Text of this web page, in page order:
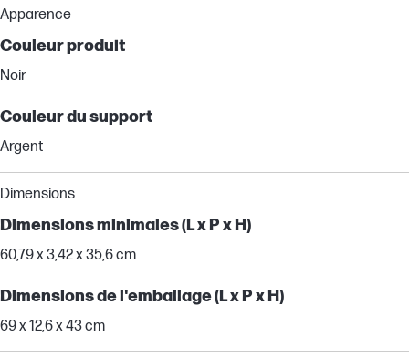
Apparence
Couleur produit
Noir
Couleur du support
Argent
Dimensions
Dimensions minimales (L x P x H)
60,79 x 3,42 x 35,6 cm
Dimensions de l'emballage (L x P x H)
69 x 12,6 x 43 cm